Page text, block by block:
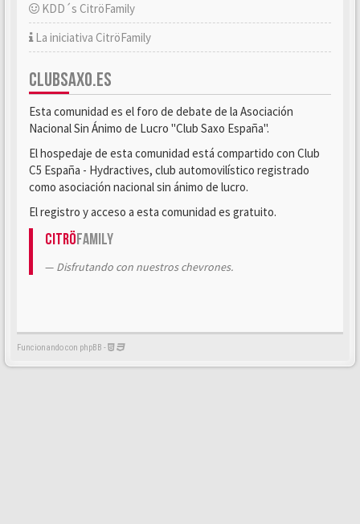
KDD´s CitröFamily
La iniciativa CitröFamily
CLUBSAXO.ES
Esta comunidad es el foro de debate de la Asociación
Nacional Sin Ánimo de Lucro "Club Saxo España".
El hospedaje de esta comunidad está compartido con Club
C5 España - Hydractives, club automovilístico registrado
como asociación nacional sin ánimo de lucro.
El registro y acceso a esta comunidad es gratuito.
CitröFamily
Disfrutando con nuestros chevrones.
Funcionando con phpBB -